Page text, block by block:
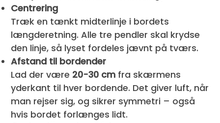
Centrering
Træk en tænkt midterlinje i bordets
længderetning. Alle tre pendler skal krydse
den linje, så lyset fordeles jævnt på tværs.
Afstand til bordender
Lad der være 20-30 cm fra skærmens
yderkant til hver bordende. Det giver luft, når
man rejser sig, og sikrer symmetri – også
hvis bordet forlænges lidt.